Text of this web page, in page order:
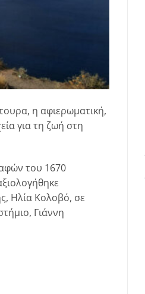
η αφιερωματική,
για τη ζωή στη
του 1670
Ηλία Κολοβό, σε
Γιάννη